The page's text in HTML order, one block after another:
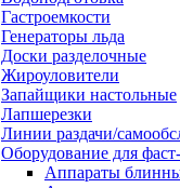
Гастроемкости
Генераторы льда
Доски разделочные
Жироуловители
Запайщики настольные
Лапшерезки
Линии раздачи/
Оборудование для
Аппараты